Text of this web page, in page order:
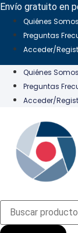
Ir
contenido
Envío gratuito en
Quiénes Somos
Preguntas
Acceder/
Quiénes Somos
Preguntas
Acceder/
Búsqueda
productos